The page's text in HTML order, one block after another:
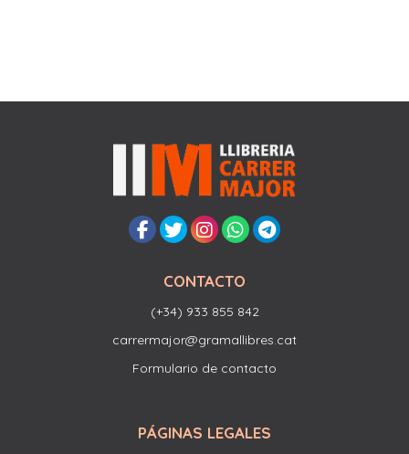
CONTACTO
(+34) 933 855 842
carrermajor@gramallibres.cat
Formulario de contacto
PÁGINAS LEGALES